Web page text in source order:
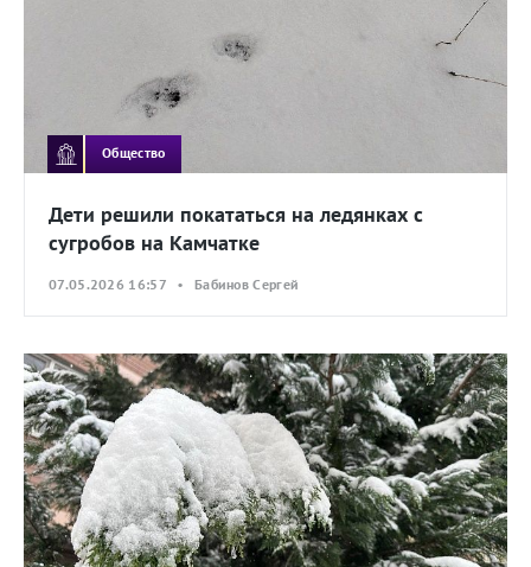
Общество
Дети решили покататься на ледянках с
сугробов на Камчатке
07.05.2026 16:57 • Бабинов Сергей